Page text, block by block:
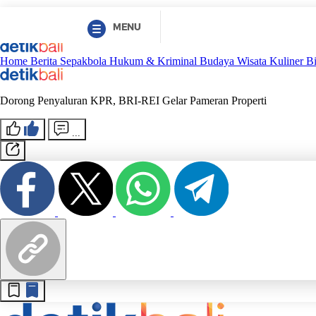
MENU
Home Berita Sepakbola Hukum & Kriminal Budaya Wisata Kuliner
Dorong Penyaluran KPR, BRI-REI Gelar Pameran Properti
...